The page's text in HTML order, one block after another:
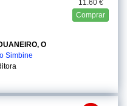
11.60 €
Comprar
O
Simbine